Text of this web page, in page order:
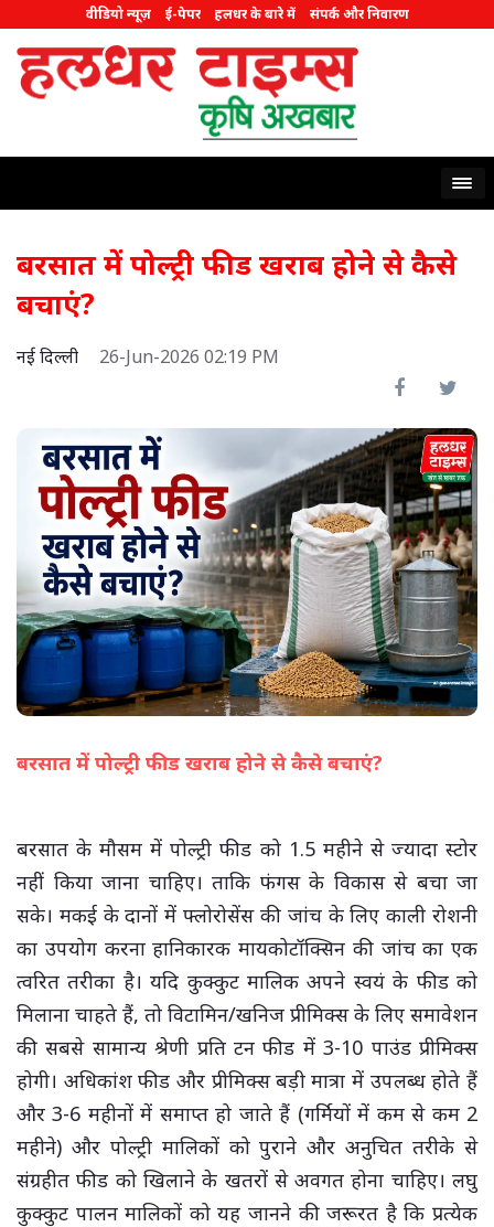
वीडियो न्यूज़ ई-पेपर हलधर के बारे में संपर्क और निवारण
बरसात में पोल्ट्री फीड खराब होने से कैसे
बचाएं?
नई दिल्ली 26-Jun-2026 02:19 PM
बरसात में पोल्ट्री फीड खराब होने से कैसे बचाएं?
बरसात के मौसम में पोल्ट्री फीड को 1.5 महीने से ज्यादा स्टोर
नहीं किया जाना चाहिए। ताकि फंगस के विकास से बचा जा
सके। मकई के दानों में फ्लोरोसेंस की जांच के लिए काली रोशनी
का उपयोग करना हानिकारक मायकोटॉक्सिन की जांच का एक
त्वरित तरीका है। यदि कुक्कुट मालिक अपने स्वयं के फीड को
मिलाना चाहते हैं, तो विटामिन/खनिज प्रीमिक्स के लिए समावेशन
की सबसे सामान्य श्रेणी प्रति टन फीड में 3-10 पाउंड प्रीमिक्स
होगी। अधिकांश फीड और प्रीमिक्स बड़ी मात्रा में उपलब्ध होते हैं
और 3-6 महीनों में समाप्त हो जाते हैं (गर्मियों में कम से कम 2
महीने) और पोल्ट्री मालिकों को पुराने और अनुचित तरीके से
संग्रहीत फीड को खिलाने के खतरों से अवगत होना चाहिए। लघु
कुक्कुट पालन मालिकों को यह जानने की जरूरत है कि प्रत्येक